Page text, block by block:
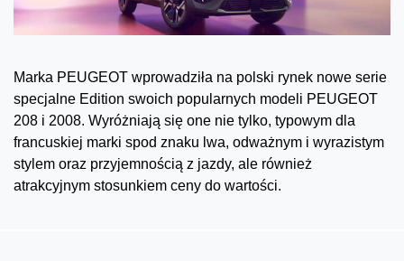
Marka PEUGEOT wprowadziła na polski rynek nowe serie
specjalne Edition swoich popularnych modeli PEUGEOT
208 i 2008. Wyróżniają się one nie tylko, typowym dla
francuskiej marki spod znaku lwa, odważnym i wyrazistym
stylem oraz przyjemnością z jazdy, ale również
atrakcyjnym stosunkiem ceny do wartości.